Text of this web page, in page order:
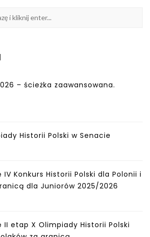
– ścieżka zaawansowana.
Historii Polski w Senacie
IV Konkurs Historii Polski dla Polonii i
dla Juniorów 2025/2026
II etap X Olimpiady Historii Polski